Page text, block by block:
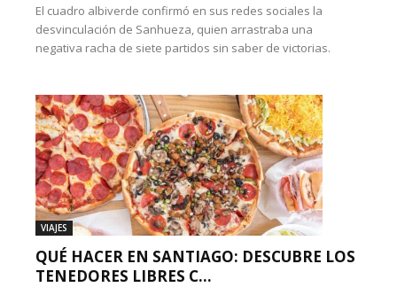
El cuadro albiverde confirmó en sus redes sociales la
desvinculación de Sanhueza, quien arrastraba una
negativa racha de siete partidos sin saber de victorias.
VIAJES
QUÉ HACER EN SANTIAGO: DESCUBRE LOS
TENEDORES LIBRES C...